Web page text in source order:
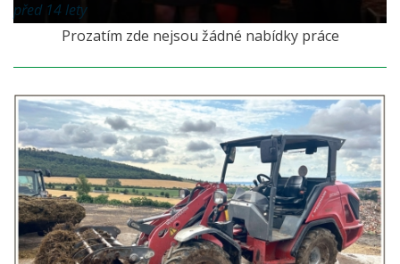
před 14 lety
Prozatím zde nejsou žádné nabídky práce